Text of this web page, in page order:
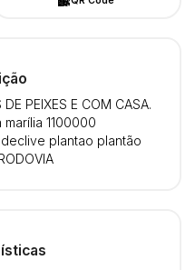
PEIXES E COM CASA.
1100000
plantao plantão